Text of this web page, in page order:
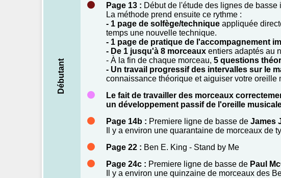
Débutant
Page 13 : Début de l'étude des lignes de basse
La méthode prend ensuite ce rythme :
- 1 page de solfège/technique appliquée
temps une nouvelle technique.
- 1 page de pratique de l'accompagnement
- De 1 jusqu'à 8 morceaux entiers adaptés au
- À la fin de chaque morceau, 5 questions
- Un travail progressif des intervalles sur le
connaissance théorique et aiguiser votre oreille
Le fait de travailler des morceaux
un développement passif de l'oreille
Page 14b : Premiere ligne de basse de James
Il y a environ une quarantaine de morceaux
Page 22 : Ben E. King - Stand by Me
Page 24c : Premiere ligne de basse de Paul
Il y a environ une quinzaine de morceaux des